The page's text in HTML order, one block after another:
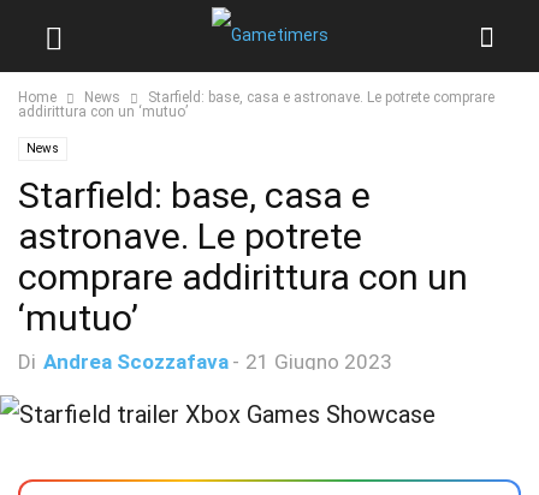
Home News
Starfield: base, casa e astronave. Le potrete comprare
addirittura con un ‘mutuo’
News
Starfield: base, casa e
astronave. Le potrete
comprare addirittura con un
‘mutuo’
Di Andrea Scozzafava - 21 Giugno 2023